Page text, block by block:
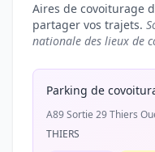
Aires de covoiturage
partager vos trajets.
nationale des lieux de
Parking de
A89 Sortie 29 Thiers
THIERS